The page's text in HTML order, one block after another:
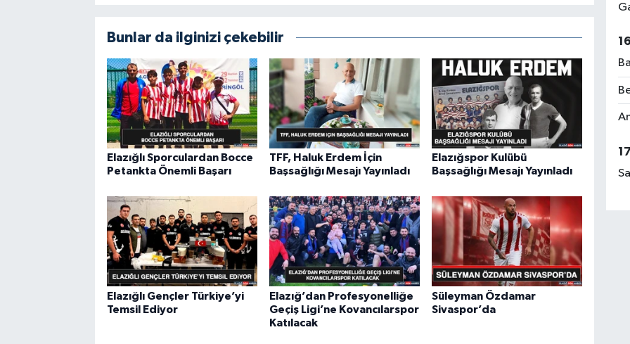
Bunlar da ilginizi çekebilir
Elazığlı Sporculardan Bocce
Petankta Önemli Başarı
TFF, Haluk Erdem İçin
Başsağlığı Mesajı Yayınladı
Elazığspor Kulübü
Başsağlığı Mesajı Yayınladı
Elazığlı Gençler Türkiye’yi
Temsil Ediyor
Elazığ’dan Profesyonelliğe
Geçiş Ligi’ne Kovancılarspor
Katılacak
Süleyman Özdamar
Sivaspor’da